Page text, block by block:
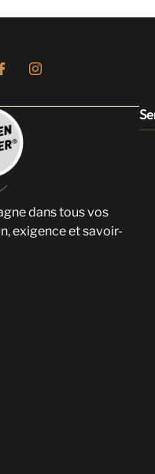
dans tous vos
exigence et savoir-